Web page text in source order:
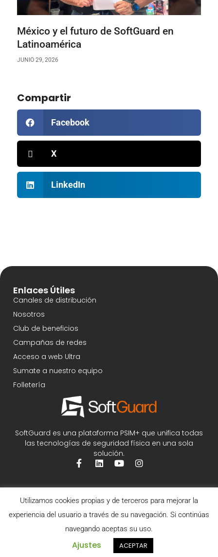
México y el futuro de SoftGuard en
Latinoamérica
JUNIO 29, 2026
Compartir
Facebook
X
LinkedIn
SoftGuard es una plataforma PSIM+ que unifica todas
las tecnologías de seguridad física en una sola
solución.
Enlaces Útiles
Canales de distribución
Nosotros
Club de beneficios
Campañas de redes
Acceso a web Ultra
Sumate a nuestro equipo
Folletería
©2026 SoftGuard - Todos los derechos reservados.
Utilizamos cookies propias y de terceros para mejorar la
experiencia del usuario a través de su navegación. Si continúas
navegando aceptas su uso.
Ajustes ACEPTAR